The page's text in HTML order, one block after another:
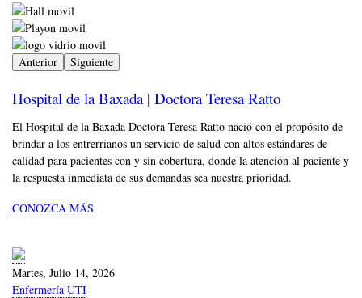
Video
file
Anterior Siguiente
Hospital de la Baxada | Doctora Teresa Ratto
El Hospital de la Baxada Doctora Teresa Ratto nació con el propósito de
brindar a los entrerrianos un servicio de salud con altos estándares de
calidad para pacientes con y sin cobertura, donde la atención al paciente y
la respuesta inmediata de sus demandas sea nuestra prioridad.
CONOZCA MÁS
Martes, Julio 14, 2026
Enfermería UTI